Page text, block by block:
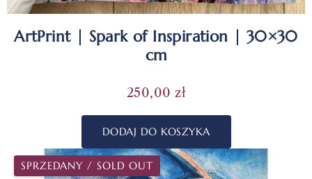
ArtPrint | Spark of Inspiration | 30×30
cm
250,00zł
DODAJ DO KOSZYKA